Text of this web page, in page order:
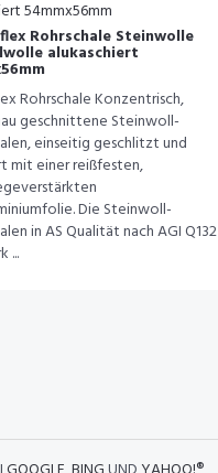
Rohrschale Steinwolle
alukaschiert
Rohrschale Konzentrisch,
geschnittene Steinwoll-
einseitig geschlitzt und
mit einer reißfesten,
Die Steinwoll-
in AS Qualität nach AGI Q132
...